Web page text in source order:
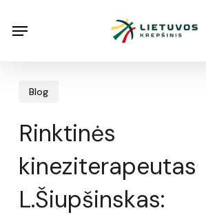
Menu
Blog
Rinktinės
kineziterapeutas
L.Šiupšinskas: